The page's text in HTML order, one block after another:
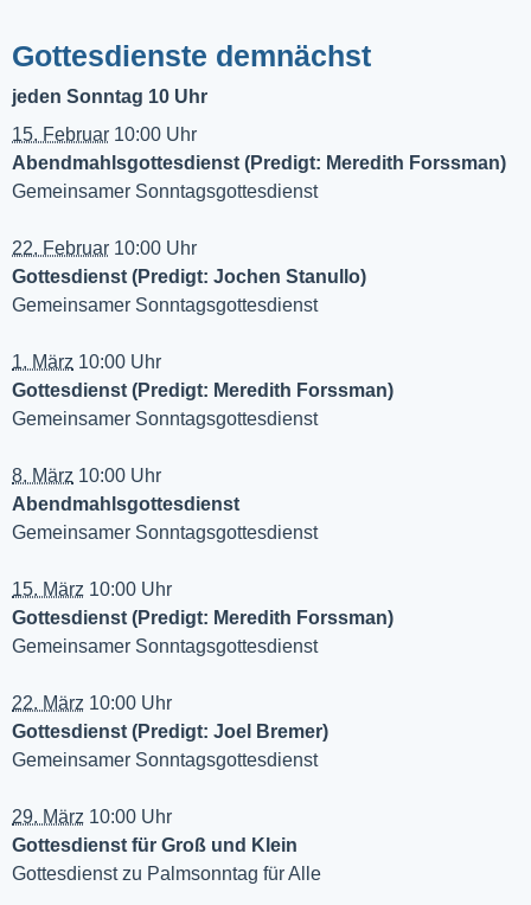
Gottesdienste demnächst
jeden Sonntag 10 Uhr
15. Februar 10:00 Uhr
Abendmahlsgottesdienst (Predigt: Meredith Forssman)
Gemeinsamer Sonntagsgottesdienst
22. Februar 10:00 Uhr
Gottesdienst (Predigt: Jochen Stanullo)
Gemeinsamer Sonntagsgottesdienst
1. März 10:00 Uhr
Gottesdienst (Predigt: Meredith Forssman)
Gemeinsamer Sonntagsgottesdienst
8. März 10:00 Uhr
Abendmahlsgottesdienst
Gemeinsamer Sonntagsgottesdienst
15. März 10:00 Uhr
Gottesdienst (Predigt: Meredith Forssman)
Gemeinsamer Sonntagsgottesdienst
22. März 10:00 Uhr
Gottesdienst (Predigt: Joel Bremer)
Gemeinsamer Sonntagsgottesdienst
29. März 10:00 Uhr
Gottesdienst für Groß und Klein
Gottesdienst zu Palmsonntag für Alle